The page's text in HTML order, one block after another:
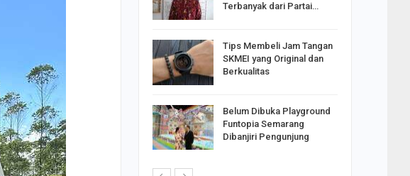
Semarang, Jokowi Minta
Dijaga Bersama
Dirut PLN Ungkap Langkah
Nyata Pencapaian Net
Zero Emission di…
Terbanyak dari Partai…
Tips Membeli Jam Tangan
SKMEI yang Original dan
Berkualitas
Belum Dibuka Playground
Funtopia Semarang
Dibanjiri Pengunjung